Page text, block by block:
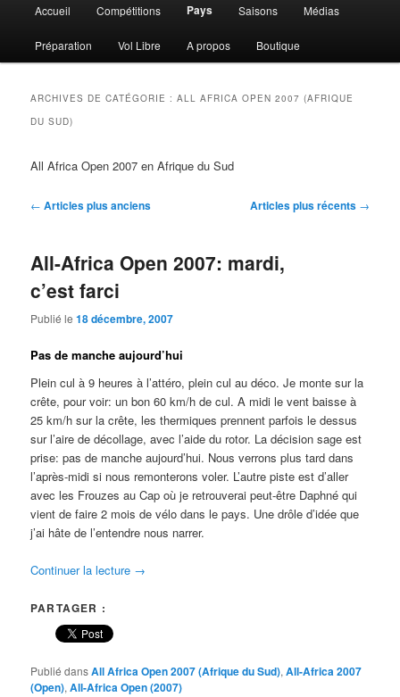
principal
Accueil Compétitions Pays Saisons Médias
Préparation Vol Libre A propos Boutique
ARCHIVES DE CATÉGORIE :ALL AFRICA OPEN 2007 (AFRIQUE
DU SUD)
All Africa Open 2007 en Afrique du Sud
Navigation
← Articles plus anciens Articles plus récents →
All-Africa Open 2007: mardi,
c’est farci
Publié le18 décembre, 2007
Pas de manche aujourd’hui
Plein cul à 9 heures à l’attéro, plein cul au déco. Je monte sur la
crête, pour voir: un bon 60 km/h de cul. A midi le vent baisse à
25 km/h sur la crête, les thermiques prennent parfois le dessus
sur l’aire de décollage, avec l’aide du rotor. La décision sage est
prise: pas de manche aujourd’hui. Nous verrons plus tard dans
l’après-midi si nous remonterons voler. L’autre piste est d’aller
avec les Frouzes au Cap où je retrouverai peut-être Daphné qui
vient de faire 2 mois de vélo dans le pays. Une drôle d’idée que
j’ai hâte de l’entendre nous narrer.
Continuer la lecture →
PARTAGER :
Publié dansAll Africa Open 2007 (Afrique du Sud),All-Africa 2007
(Open),All-Africa Open (2007)